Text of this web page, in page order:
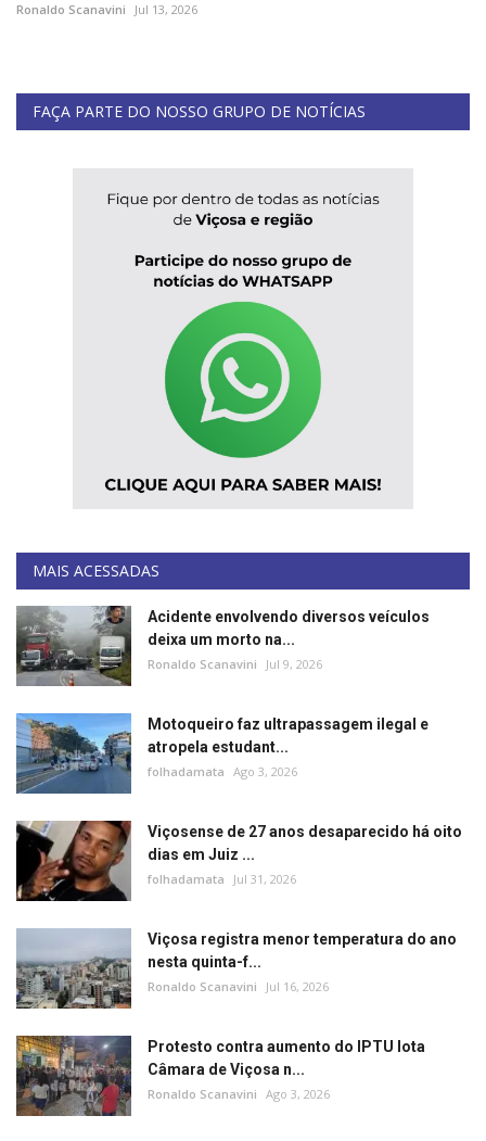
Ronaldo Scanavini Jul 13, 2026
FAÇA PARTE DO NOSSO GRUPO DE NOTÍCIAS
MAIS ACESSADAS
Acidente envolvendo diversos veículos
deixa um morto na...
Ronaldo Scanavini Jul 9, 2026
Motoqueiro faz ultrapassagem ilegal e
atropela estudant...
folhadamata Ago 3, 2026
Viçosense de 27 anos desaparecido há oito
dias em Juiz ...
folhadamata Jul 31, 2026
Viçosa registra menor temperatura do ano
nesta quinta-f...
Ronaldo Scanavini Jul 16, 2026
Protesto contra aumento do IPTU lota
Câmara de Viçosa n...
Ronaldo Scanavini Ago 3, 2026